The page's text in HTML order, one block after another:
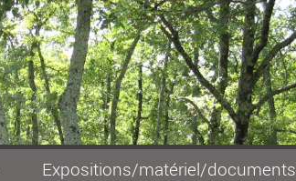
Expositions/matériel/documents